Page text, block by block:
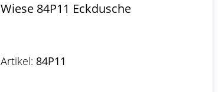
Wiese 84P11 Eckdusche
Artikel: 84P11